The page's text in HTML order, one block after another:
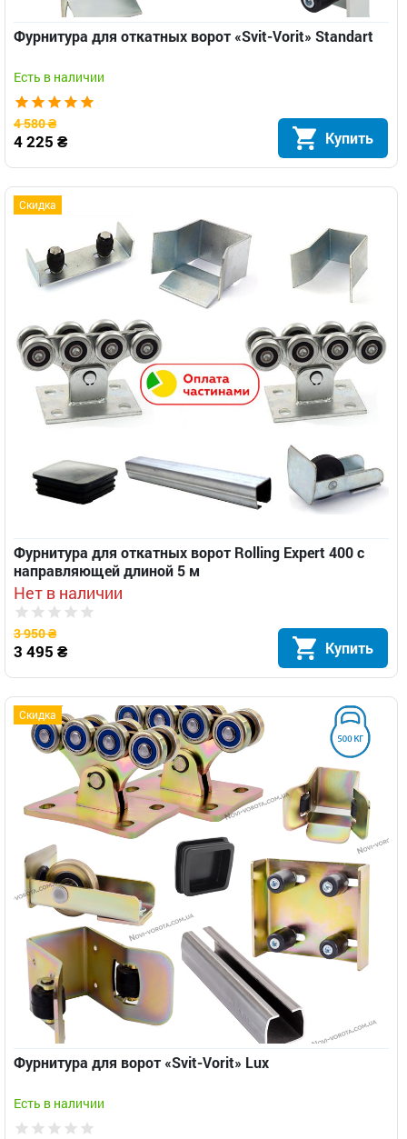
Фурнитура для откатных ворот «Svit-Vorit» Standart
Есть в наличии
4 580 ₴
4 225 ₴ Купить
Скидка
Фурнитура для откатных ворот Rolling Expert 400 с
направляющей длиной 5 м
Нет в наличии
3 950 ₴
3 495 ₴ Купить
Скидка
Фурнитура для ворот «Svit-Vorit» Lux
Есть в наличии